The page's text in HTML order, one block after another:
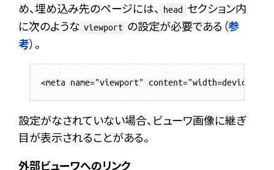
め、埋め込み先のページには、 head
セクション内
に次のような viewport の設定が必要である（参
考）。
設定がなされていない場合、ビューワ画像に継ぎ
目が表示されることがある。
外部ビューワへのリンク